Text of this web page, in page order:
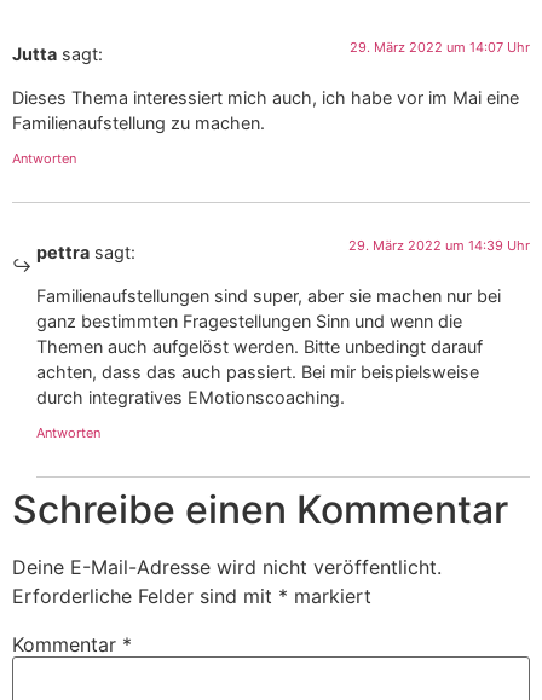
Jutta sagt: 29. März 2022 um 14:07 Uhr
Dieses Thema interessiert mich auch, ich habe vor im Mai eine
Familienaufstellung zu machen.
Antworten
pettra sagt: 29. März 2022 um 14:39 Uhr
Familienaufstellungen sind super, aber sie machen nur bei
ganz bestimmten Fragestellungen Sinn und wenn die
Themen auch aufgelöst werden. Bitte unbedingt darauf
achten, dass das auch passiert. Bei mir beispielsweise
durch integratives EMotionscoaching.
Antworten
Schreibe einen Kommentar
Deine E-Mail-Adresse wird nicht veröffentlicht.
Erforderliche Felder sind mit * markiert
Kommentar *